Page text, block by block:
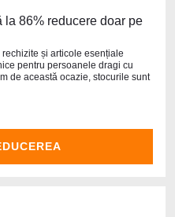
la 86% reducere doar pe
și articole esențiale
pentru persoanele dragi cu
de această ocazie, stocurile sunt